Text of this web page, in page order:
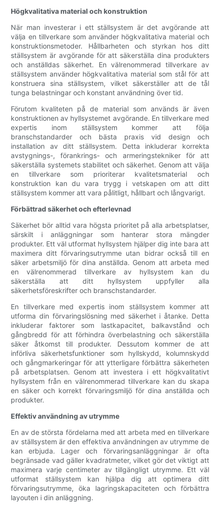
Högkvalitativa material och konstruktion
När man investerar i ett ställsystem är det avgörande att
välja en tillverkare som använder högkvalitativa material och
konstruktionsmetoder. Hållbarheten och styrkan hos ditt
ställsystem är avgörande för att säkerställa dina produkters
och anställdas säkerhet. En välrenommerad tillverkare av
ställsystem använder högkvalitativa material som stål för att
konstruera sina ställsystem, vilket säkerställer att de tål
tunga belastningar och konstant användning över tid.
Förutom kvaliteten på de material som används är även
konstruktionen av hyllsystemet avgörande. En tillverkare med
expertis inom ställsystem kommer att följa
branschstandarder och bästa praxis vid design och
installation av ditt ställsystem. Detta inkluderar korrekta
avstygnings-, förankrings- och armeringstekniker för att
säkerställa systemets stabilitet och säkerhet. Genom att välja
en tillverkare som prioriterar kvalitetsmaterial och
konstruktion kan du vara trygg i vetskapen om att ditt
ställsystem kommer att vara pålitligt, hållbart och långvarigt.
Förbättrad säkerhet och efterlevnad
Säkerhet bör alltid vara högsta prioritet på alla arbetsplatser,
särskilt i anläggningar som hanterar stora mängder
produkter. Ett väl utformat hyllsystem hjälper dig inte bara att
maximera ditt förvaringsutrymme utan bidrar också till en
säker arbetsmiljö för dina anställda. Genom att arbeta med
en välrenommerad tillverkare av hyllsystem kan du
säkerställa att ditt hyllsystem uppfyller alla
säkerhetsföreskrifter och branschstandarder.
En tillverkare med expertis inom ställsystem kommer att
utforma din förvaringslösning med säkerhet i åtanke. Detta
inkluderar faktorer som lastkapacitet, balkavstånd och
gångbredd för att förhindra överbelastning och säkerställa
säker åtkomst till produkter. Dessutom kommer de att
införliva säkerhetsfunktioner som hyllskydd, kolumnskydd
och gångmarkeringar för att ytterligare förbättra säkerheten
på arbetsplatsen. Genom att investera i ett högkvalitativt
hyllsystem från en välrenommerad tillverkare kan du skapa
en säker och korrekt förvaringsmiljö för dina anställda och
produkter.
Effektiv användning av utrymme
En av de största fördelarna med att arbeta med en tillverkare
av ställsystem är den effektiva användningen av utrymme de
kan erbjuda. Lager och förvaringsanläggningar är ofta
begränsade vad gäller kvadratmeter, vilket gör det viktigt att
maximera varje centimeter av tillgängligt utrymme. Ett väl
utformat ställsystem kan hjälpa dig att optimera ditt
förvaringsutrymme, öka lagringskapaciteten och förbättra
layouten i din anläggning.